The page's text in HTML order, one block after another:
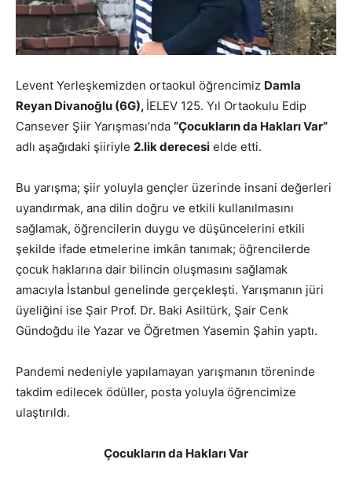
Levent Yerleşkemizden ortaokul öğrencimiz Damla
Reyan Divanoğlu (6G), İELEV 125. Yıl Ortaokulu Edip
Cansever Şiir Yarışması’nda “Çocukların da Hakları Var”
adlı aşağıdaki şiiriyle 2.lik derecesi elde etti.
Bu yarışma; şiir yoluyla gençler üzerinde insani değerleri
uyandırmak, ana dilin doğru ve etkili kullanılmasını
sağlamak, öğrencilerin duygu ve düşüncelerini etkili
şekilde ifade etmelerine imkân tanımak; öğrencilerde
çocuk haklarına dair bilincin oluşmasını sağlamak
amacıyla İstanbul genelinde gerçekleşti. Yarışmanın jüri
üyeliğini ise Şair Prof. Dr. Baki Asiltürk, Şair Cenk
Gündoğdu ile Yazar ve Öğretmen Yasemin Şahin yaptı.
Pandemi nedeniyle yapılamayan yarışmanın töreninde
takdim edilecek ödüller, posta yoluyla öğrencimize
ulaştırıldı.
Çocukların da Hakları Var